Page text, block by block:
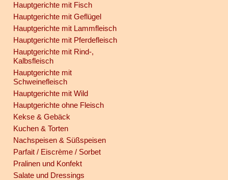
Hauptgerichte mit Fisch
Hauptgerichte mit Geflügel
Hauptgerichte mit Lammfleisch
Hauptgerichte mit Pferdefleisch
Hauptgerichte mit Rind-,
Kalbsfleisch
Hauptgerichte mit
Schweinefleisch
Hauptgerichte mit Wild
Hauptgerichte ohne Fleisch
Kekse & Gebäck
Kuchen & Torten
Nachspeisen & Süßspeisen
Parfait / Eiscrème / Sorbet
Pralinen und Konfekt
Salate und Dressings